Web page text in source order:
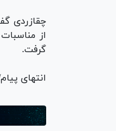
چقازردی
از
گرفت.
انتهای